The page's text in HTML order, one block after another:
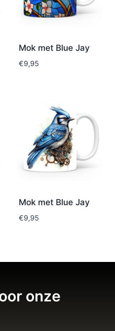
Mok met Blue Jay
€9,95
Mok met Blue Jay
€9,95
onze